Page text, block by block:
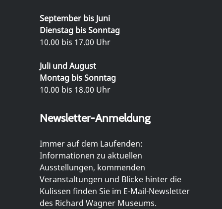
September bis Juni
Dienstag bis Sonntag
10.00 bis 17.00 Uhr
Juli und August
Montag bis Sonntag
10.00 bis 18.00 Uhr
Newsletter-Anmeldung
Immer auf dem Laufenden:
Informationen zu aktuellen
Ausstellungen, kommenden
Veranstaltungen und Blicke hinter die
Kulissen finden Sie im E-Mail-Newsletter
des Richard Wagner Museums.